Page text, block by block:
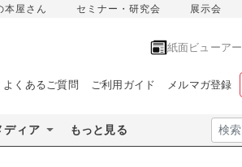
本屋さん セミナー・研究会 展示会
紙面ビューアー
よくあるご質問 ご利用ガイド メルマガ登録
ディア もっと見る